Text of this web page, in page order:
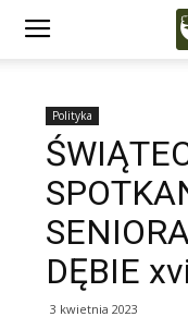
Polityka
DĘBIE
3 kwietnia 2023